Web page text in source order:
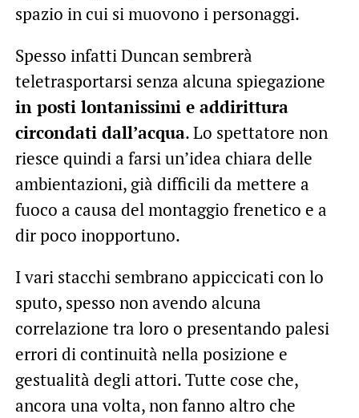
spazio in cui si muovono i personaggi.
Spesso infatti Duncan sembrerà
teletrasportarsi senza alcuna spiegazione
in posti lontanissimi e addirittura
circondati dall’acqua. Lo spettatore non
riesce quindi a farsi un’idea chiara delle
ambientazioni, già difficili da mettere a
fuoco a causa del montaggio frenetico e a
dir poco inopportuno.
I vari stacchi sembrano appiccicati con lo
sputo, spesso non avendo alcuna
correlazione tra loro o presentando palesi
errori di continuità nella posizione e
gestualità degli attori. Tutte cose che,
ancora una volta, non fanno altro che